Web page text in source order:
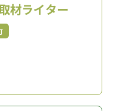
材ライター